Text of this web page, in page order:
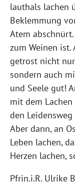
lauthals lachen
Beklemmung
Atem
zum Weinen ist.
getrost nicht
sondern auch
und Seele gut!
mit dem
den
Aber dann, an
Leben lachen,
Herzen lachen,
Pfrin.i.R. Ulrike